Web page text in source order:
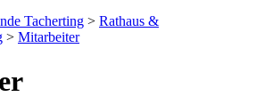
Tacherting > Rathaus &
> Mitarbeiter